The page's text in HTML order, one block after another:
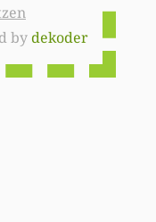
bydekoder